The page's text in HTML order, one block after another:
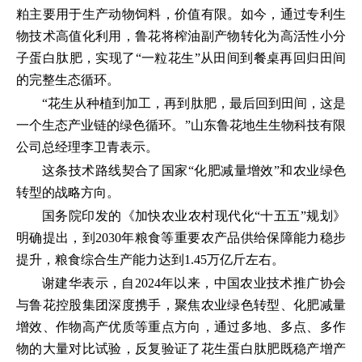
粕主要用于生产动物饲料，价值有限。如今，通过专利生
物技术高值化利用，鲁花将榨油副产物转化为高活性小分
子蛋白肽肥，实现了“一粒花生”从田间到餐桌再回归田间
的完整生态循环。
“花生从种植到加工，再到肽肥，最后回到田间，这是
一个生态产业链的绿色循环。”山东鲁花地生生物科技有限
公司总经理李卫青表示。
这条技术路线契合了国家“化肥减量增效”和农业绿色
转型的战略方向。
国务院印发的《加快农业农村现代化“十五五”规划》
明确提出，到2030年粮食等重要农产品供给保障能力稳步
提升，粮食综合生产能力达到1.45万亿斤左右。
谢建华表示，自2024年以来，中国农业技术推广协会
与鲁花控股集团深度携手，聚焦农业绿色转型、化肥减量
增效、作物高产优质等重点方向，通过多地、多点、多作
物的大量对比试验，反复验证了花生蛋白肽肥既稳产增产